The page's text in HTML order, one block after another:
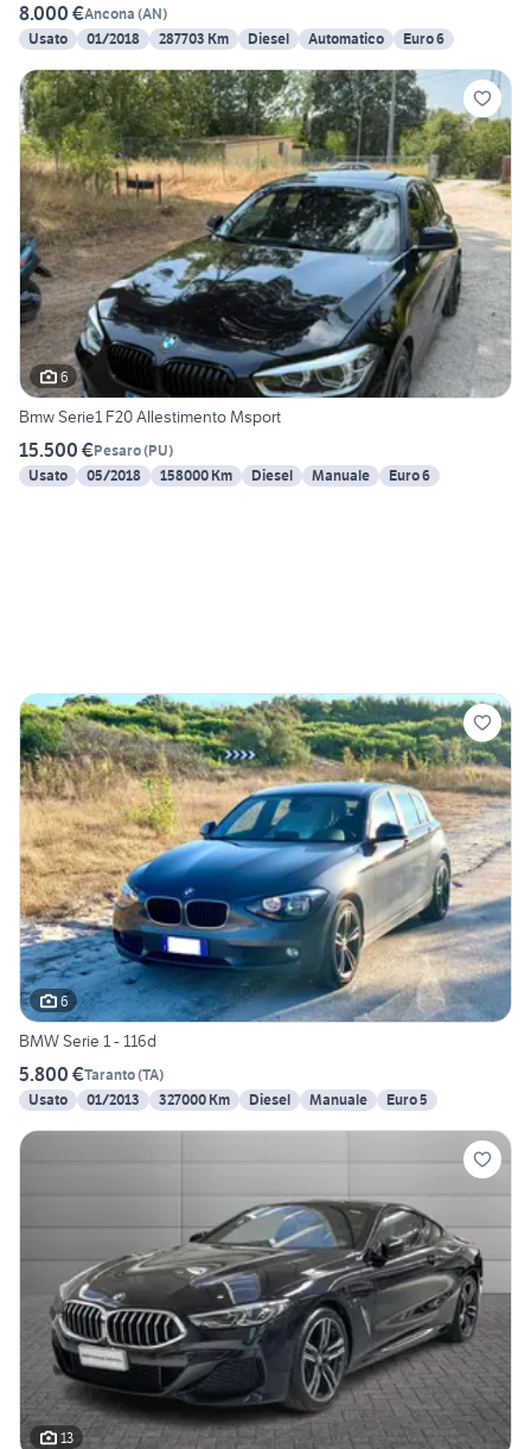
8.000 €Ancona (AN)
Usato
01/2018 287703 Km Diesel Automatico Euro 6
6
Bmw Serie1 F20 Allestimento Msport
15.500 €Pesaro(PU)
Usato
05/2018 158000 Km Diesel Manuale Euro 6
6
BMW Serie 1 - 116d
5.800 €Taranto(TA)
Usato
01/2013 327000 Km Diesel Manuale Euro 5
13